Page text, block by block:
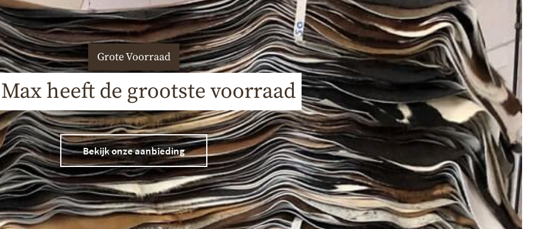
Grote Voorraad
heeft de grootste voorraad
Bekijk onze aanbieding